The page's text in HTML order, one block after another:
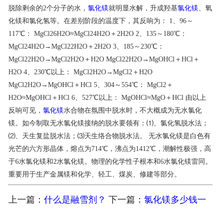
联系我们
脱除剩余的2个分子的水， 氯化镁就明显水解，升成羟基氯化镁、氧
化镁和氯化氢等。在差别阶段的温度下，其反响为： 1、96～
117℃： MgCl26H2O≈MgCl24H2O＋2H2O 2、135～180℃：
MgCl24H2O→MgCl22H2O＋2H2O 3、185～230℃：
MgCl22H2O→MgCl2H2O＋H2O MgCl22H2O→MgOHCl＋HCl＋
H2O 4、230℃以上： MgCl2H2O→MgCl2＋H2O
MgCl2H2O→MgOHCl＋HCl 5、304～554℃： MgCl2＋
H2O≈MgOHCl＋HCl 6、527℃以上： MgOHCl≈MgO＋HCl 由以上
反响可见， 氯化镁水合物在氛围中脱水时，不大概成为无水氯化
镁。如今制取无水氯化镁接纳的脱水要领有：⑴、氯化氢脱水法；
⑵、天生复盐脱水法；⑶天生络合物脱水法。 无水氯化镁是白色有
光芒的六方形晶体，熔点为714℃，沸点为1412℃，潮解性极强，高
于6水氯化镁和2水氯化镁。物理的化学性子根本和6水氯化镁雷同。
重要用于生产金属镁和化学、轻工、煤炭、修建等部分。
上一篇： 什么是融雪剂？ 下一篇： 氯化镁多少钱一